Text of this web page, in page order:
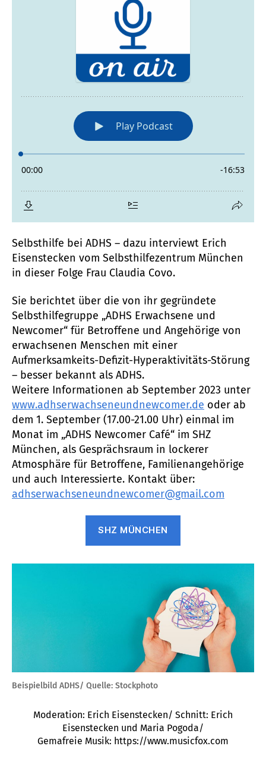
Selbsthilfe bei ADHS – dazu interviewt Erich
Eisenstecken vom Selbsthilfezentrum München
in dieser Folge Frau Claudia Covo.
Sie berichtet über die von ihr gegründete
Selbsthilfegruppe „ADHS Erwachsene und
Newcomer“ für Betroffene und Angehörige von
erwachsenen Menschen mit einer
Aufmerksamkeits-Defizit-Hyperaktivitäts-Störung
– besser bekannt als ADHS.
Weitere Informationen ab September 2023 unter
www.adhserwachseneundnewcomer.de oder ab
dem 1. September (17.00-21.00 Uhr) einmal im
Monat im „ADHS Newcomer Café“ im SHZ
München, als Gesprächsraum in lockerer
Atmosphäre für Betroffene, Familienangehörige
und auch Interessierte. Kontakt über:
adhserwachseneundnewcomer@gmail.com
SHZ MÜNCHEN
Beispielbild ADHS/ Quelle: Stockphoto
Moderation: Erich Eisenstecken/ Schnitt: Erich
Eisenstecken und Maria Pogoda/
Gemafreie Musik: https://www.musicfox.com